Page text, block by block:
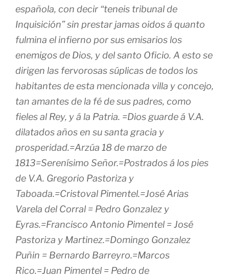
española, con decir “teneis tribunal de
Inquisición” sin prestar jamas oidos á quanto
fulmina el infierno por sus emisarios los
enemigos de Dios, y del santo Oficio. A esto se
dirigen las fervorosas súplicas de todos los
habitantes de esta mencionada villa y concejo,
tan amantes de la fé de sus padres, como
fieles al Rey, y á la Patria. =Dios guarde á V.A.
dilatados años en su santa gracia y
prosperidad.=Arzúa 18 de marzo de
1813=Serenísimo Señor.=Postrados á los pies
de V.A. Gregorio Pastoriza y
Taboada.=Cristoval Pimentel.=José Arias
Varela del Corral = Pedro Gonzalez y
Eyras.=Francisco Antonio Pimentel = José
Pastoriza y Martinez.=Domingo Gonzalez
Puñin = Bernardo Barreyro.=Marcos
Rico.=Juan Pimentel = Pedro de